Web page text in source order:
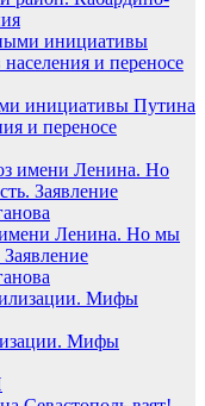
инициативы Путина
и переносе
имени Ленина. Но мы
Заявление
Мифы